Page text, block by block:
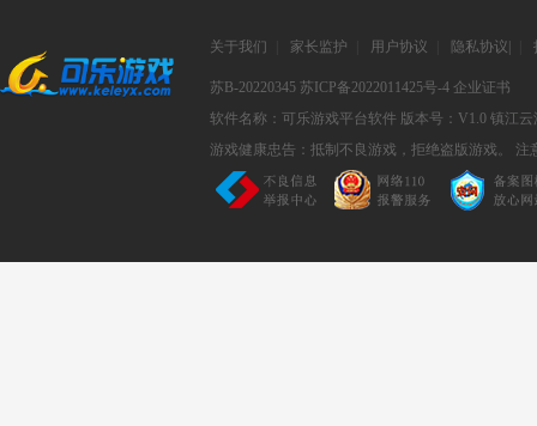
关于我们 家长监护 用户协议 隐私协议
苏B-20220345 苏ICP备2022011425号-4 企业证书
软件名称：可乐游戏平台软件 版本号：V1.0 镇江云
游戏健康忠告：抵制不良游戏，拒绝盗版游戏。